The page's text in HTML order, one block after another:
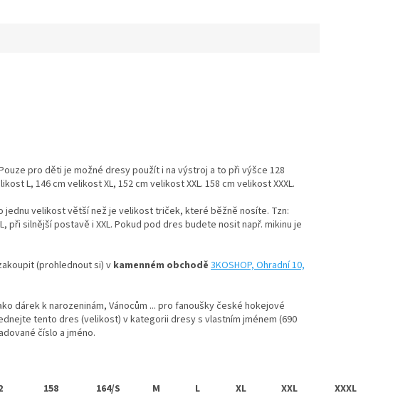
pro děti je možné dresy použít i na výstroj a to při výšce 128
L, 146 cm velikost XL, 152 cm velikost XXL. 158 cm velikost XXXL.
velikost větší než je velikost triček, které běžně nosíte. Tzn:
silnější postavě i XXL. Pokud pod dres budete nosit např. mikinu je
(prohlednout si) v kamenném obchodě 3KOSHOP, Ohradní 10,
dárek k narozeninám, Vánocům ... pro fanoušky české hokejové
tento dres (velikost) v kategorii dresy s vlastním jménem (690
číslo a jméno.
158 164/S M L XL XXL XXXL